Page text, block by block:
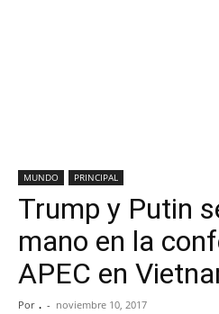
MUNDO PRINCIPAL
Trump y Putin
mano en la
APEC en
Por . - noviembre 10, 2017